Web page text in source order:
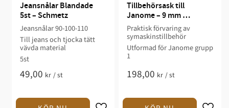
Jeansnålar Blandade
5st – Schmetz
Jeansnålar 90-100-110
Till jeans och tjocka tätt
vävda material
5st
49,00 kr /st
Tillbehörsask till
Janome – 9 mm
Pressarfotsgrupp 1
Praktisk förvaring av
symaskinstillbehör​
Utformad för Janome grupp
1​
198,00 kr /st